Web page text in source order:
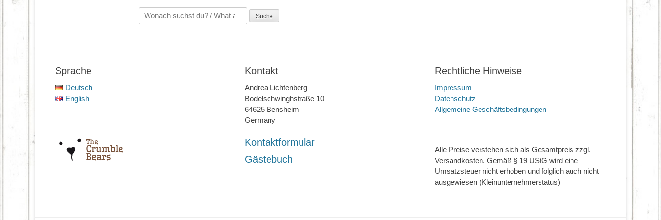
Suche
nach:
Sprache
Deutsch
English
Kontakt
Andrea Lichtenberg
Bodelschwinghstraße 10
64625 Bensheim
Germany
Kontaktformular
Gästebuch
Rechtliche Hinweise
Impressum
Datenschutz
Allgemeine Geschäftsbedingungen
Alle Preise verstehen sich als Gesamtpreis zzgl.
Versandkosten. Gemäß § 19 UStG wird eine
Umsatzsteuer nicht erhoben und folglich auch nicht
ausgewiesen (Kleinunternehmerstatus)